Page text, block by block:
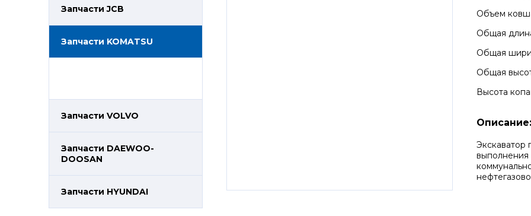
Запчасти JCB
Запчасти KOMATSU
Запчасти VOLVO
Запчасти DAEWOO-
DOOSAN
Запчасти HYUNDAI
Объем
Общая
Общая
Общая
Высота
Описание:
Экскаватор
выполнения